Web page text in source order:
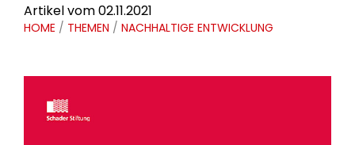
Artikel vom 02.11.2021
HOME / THEMEN / NACHHALTIGE ENTWICKLUNG